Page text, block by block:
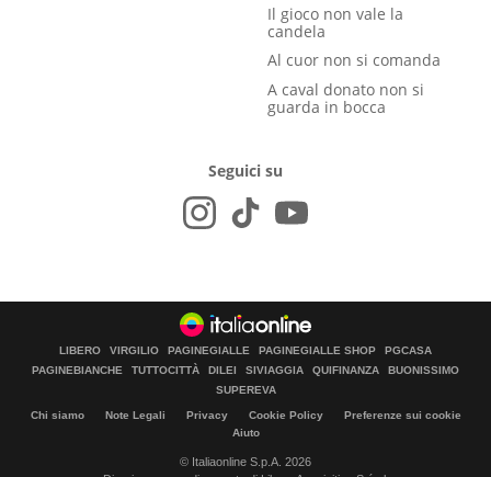
Il gioco non vale la
candela
Al cuor non si comanda
A caval donato non si
guarda in bocca
Seguici su
LIBERO VIRGILIO PAGINEGIALLE PAGINEGIALLE SHOP
PGCASA
PAGINEBIANCHE
TUTTOCITTÀ DILEI SIVIAGGIA QUIFINANZA
BUONISSIMO
SUPEREVA
Chi siamo Note Legali Privacy Cookie Policy
Preferenze sui cookie
Aiuto
© Italiaonline S.p.A. 2026